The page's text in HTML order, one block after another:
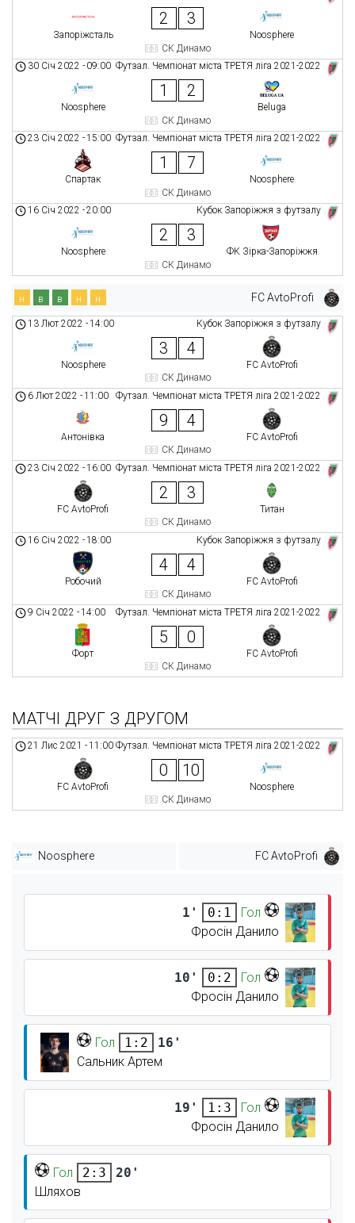
Запоріжсталь
2 3
Noosphere
СК Динамо
Футзал. Чемпіонат міста ТРЕТЯ ліга 2021-2022
30 Січ 2022 - 09:00
Noosphere
1 2
Beluga
СК Динамо
Футзал. Чемпіонат міста ТРЕТЯ ліга 2021-2022
23 Січ 2022 -15:00
Спартак
1 7
Noosphere
СК Динамо
Кубок Запоріжжя з футзалу
16 Січ 2022 -20:00
Noosphere
2 3
ФК Зірка-Запоріжжя
СК Динамо
FC AvtoProfi
н в в н н
Кубок Запоріжжя з футзалу
13 Лют 2022 -14:00
Noosphere
3 4
FC AvtoProfi
СК Динамо
Футзал. Чемпіонат міста ТРЕТЯ ліга 2021-2022
6 Лют 2022 -11:00
Антонівка
9 4
FC AvtoProfi
СК Динамо
Футзал. Чемпіонат міста ТРЕТЯ ліга 2021-2022
23 Січ 2022 -16:00
FC AvtoProfi
2 3
Титан
СК Динамо
Кубок Запоріжжя з футзалу
16 Січ 2022 -18:00
Робочий
4 4
FC AvtoProfi
СК Динамо
Футзал. Чемпіонат міста ТРЕТЯ ліга 2021-2022
9 Січ 2022 -14:00
Форт
5 0
FC AvtoProfi
СК Динамо
МАТЧІ ДРУГ З ДРУГОМ
Футзал. Чемпіонат міста ТРЕТЯ ліга 2021-2022
21 Лис 2021 -11:00
FC AvtoProfi
0 10
Noosphere
СК Динамо
Noosphere FC AvtoProfi
1' 0:1
Гол
Фросін Данило
10' 0:2
Гол
Фросін Данило
Гол 1:2
16'
Сальник Артем
19' 1:3
Гол
Фросін Данило
Гол 2:3
20'
Шляхов